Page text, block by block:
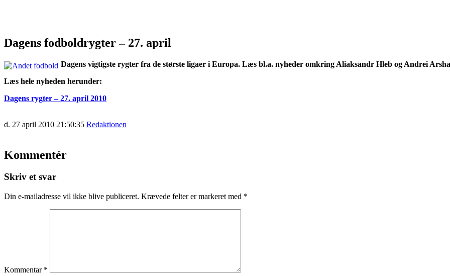
Dagens fodboldrygter – 27. april
Dagens vigtigste rygter fra de største ligaer i Europa. Læs bl.a. nyheder omkring Aliaksandr Hleb og Andrei
Læs hele nyheden herunder:
Dagens rygter – 27. april 2010
d. 27 april 2010 21:50:35 Redaktionen
Kommentér
Skriv et svar
Din e-mailadresse vil ikke blive publiceret. Krævede felter er markeret med *
Kommentar *